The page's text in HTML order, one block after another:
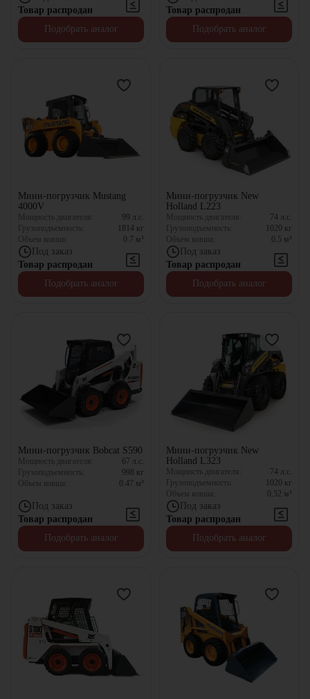
Товар распродан
Подобрать аналог
Товар распродан
Подобрать аналог
Мини-погрузчик Mustang
4000V
Мощность двигателя: 99 л.с.
Грузоподъемность:
1814 кг
Объем ковша:
0.7 м³
Под заказ
Товар распродан
Подобрать аналог
Мини-погрузчик New
Holland L223
Мощность двигателя: 74 л.с.
Грузоподъемность:
1020 кг
Объем ковша:
0.5 м³
Под заказ
Товар распродан
Подобрать аналог
Мини-погрузчик Bobcat S590
Мощность двигателя: 67 л.с.
Грузоподъемность:
998 кг
Объем ковша:
0.47 м³
Под заказ
Товар распродан
Подобрать аналог
Мини-погрузчик New
Holland L323
Мощность двигателя: 74 л.с.
Грузоподъемность:
1020 кг
Объем ковша:
0.52 м³
Под заказ
Товар распродан
Подобрать аналог